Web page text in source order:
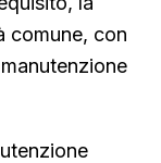
comune, con